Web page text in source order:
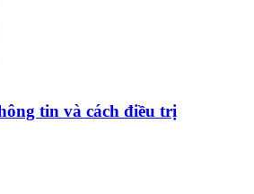
tin và cách điều trị